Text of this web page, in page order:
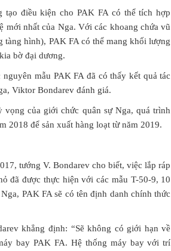
tạo điều kiện cho PAK FA có thể tích hợp
mới nhất của Nga. Với các khoang chứa vũ
hình), PAK FA có thể mang khối lượng
bờ đại dương.
mẫu PAK FA đã có thấy kết quả tác
Viktor Bondarev đánh giá.
của giới chức quân sự Nga, quá trình
2018 để sản xuất hàng loạt từ năm 2019.
tướng V. Bondarev cho biết, việc lắp ráp
đã được thực hiện với các mẫu T-50-9, 10
PAK FA sẽ có tên định danh chính thức
khẳng định: “Sẽ không có giới hạn về
bay PAK FA. Hệ thống máy bay với trí